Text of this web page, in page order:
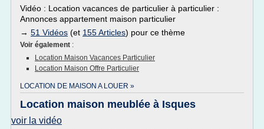
Vidéo : Location vacances de particulier à particulier :
Annonces appartement maison particulier
→ 51 Vidéos (et 155 Articles) pour ce thème
Voir également :
Location Maison Vacances Particulier
Location Maison Offre Particulier
LOCATION DE MAISON A LOUER »
Location maison meublée à Isques
voir la vidéo